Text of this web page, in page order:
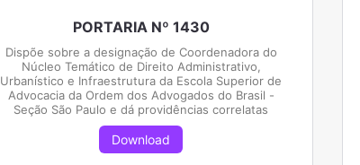
PORTARIA Nº 1430
Dispõe sobre a designação de Coordenadora do
Núcleo Temático de Direito Administrativo,
Urbanístico e Infraestrutura da Escola Superior de
Advocacia da Ordem dos Advogados do Brasil -
Seção São Paulo e dá providências correlatas
Download